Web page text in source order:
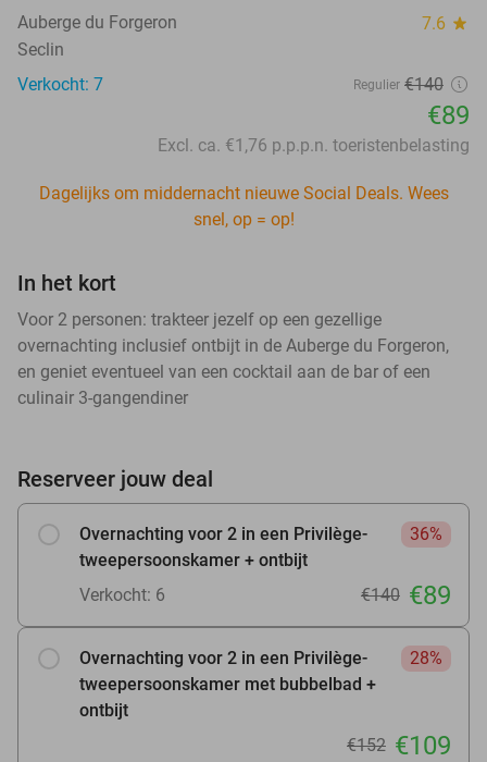
Auberge du Forgeron 7.6 star
Seclin
Verkocht: 7
Regulier €140
€89
Excl. ca. €1,76 p.p.p.n. toeristenbelasting
Dagelijks om middernacht nieuwe Social Deals. Wees
snel, op = op!
In het kort
Voor 2 personen: trakteer jezelf op een gezellige
overnachting inclusief ontbijt in de Auberge du Forgeron,
en geniet eventueel van een cocktail aan de bar of een
culinair 3-gangendiner
Reserveer jouw deal
Overnachting voor 2 in een Privilège-
tweepersoonskamer + ontbijt
36%
Verkocht: 6 €140 €89
Overnachting voor 2 in een Privilège-
tweepersoonskamer met bubbelbad +
ontbijt
28%
€152 €109